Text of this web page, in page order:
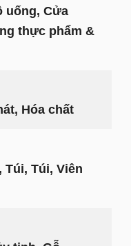
uống, Cửa
thực phẩm &
Hóa chất
Túi, Túi, Viên